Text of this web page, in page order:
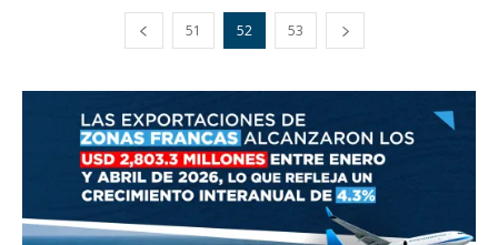
51 52 53